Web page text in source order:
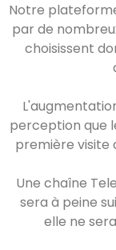
Notre
par de
choisissent
perception que
première visite
Une chaîne
sera à peine
elle ne